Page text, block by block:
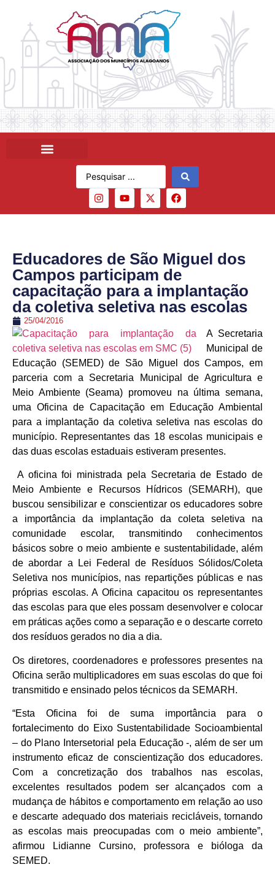
Educadores de São Miguel dos
Campos participam de
capacitação para a implantação
da coletiva seletiva nas escolas
25/04/2016
A Secretaria
Municipal de
Educação (SEMED) de São Miguel dos Campos, em
parceria com a Secretaria Municipal de Agricultura e
Meio Ambiente (Seama) promoveu na última semana,
uma Oficina de Capacitação em Educação Ambiental
para a implantação da coletiva seletiva nas escolas do
município. Representantes das 18 escolas municipais e
das duas escolas estaduais estiveram presentes.
A oficina foi ministrada pela Secretaria de Estado de
Meio Ambiente e Recursos Hídricos (SEMARH), que
buscou sensibilizar e conscientizar os educadores sobre
a importância da implantação da coleta seletiva na
comunidade escolar, transmitindo conhecimentos
básicos sobre o meio ambiente e sustentabilidade, além
de abordar a Lei Federal de Resíduos Sólidos/Coleta
Seletiva nos municípios, nas repartições públicas e nas
próprias escolas. A Oficina capacitou os representantes
das escolas para que eles possam desenvolver e colocar
em práticas ações como a separação e o descarte correto
dos resíduos gerados no dia a dia.
Os diretores, coordenadores e professores presentes na
Oficina serão multiplicadores em suas escolas do que foi
transmitido e ensinado pelos técnicos da SEMARH.
“Esta Oficina foi de suma importância para o
fortalecimento do Eixo Sustentabilidade Socioambiental
– do Plano Intersetorial pela Educação -, além de ser um
instrumento eficaz de conscientização dos educadores.
Com a concretização dos trabalhos nas escolas,
excelentes resultados podem ser alcançados com a
mudança de hábitos e comportamento em relação ao uso
e descarte adequado dos materiais recicláveis, tornando
as escolas mais preocupadas com o meio ambiente”,
afirmou Lidianne Cursino, professora e bióloga da
SEMED.